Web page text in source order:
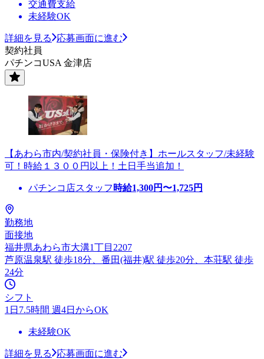
交通費支給
未経験OK
詳細を見る
応募画面に進む
契約社員
パチンコUSA 金津店
【あわら市内/契約社員・保険付き】ホールスタッフ/未経験
可！時給１３００円以上！土日手当追加！
パチンコ店スタッフ 時給1,300円〜1,725円
勤務地
面接地
福井県あわら市大溝1丁目2207
芦原温泉駅 徒歩18分、番田(福井)駅 徒歩20分、本荘駅 徒歩
24分
シフト
1日7.5時間 週4日からOK
未経験OK
詳細を見る
応募画面に進む